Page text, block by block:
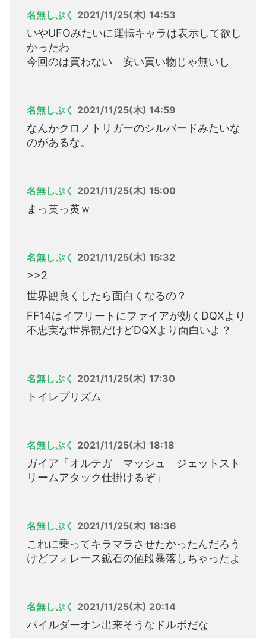
名無しぷく 2021/11/25(木) 14:53
いやUFOみたいに運転キャラは表示して欲し
かったわ
今回のは買わない 安い買い物じゃ無いし
名無しぷく 2021/11/25(木) 14:59
なんかクロノトリガーのシルバードみたいな
のがあるな。
名無しぷく 2021/11/25(木) 15:00
まっ黄っ黄ｗ
名無しぷく 2021/11/25(木) 15:32
>>2
世界観良くしたら面白くなるの？
FF14はイフリートにファイアが効くDQXより
不忠実な世界観だけどDQXより面白いよ？
名無しぷく 2021/11/25(木) 17:30
トイレプリズム
名無しぷく 2021/11/25(木) 18:18
ガイア「オルテガ マッシュ ジェットスト
リームアタック仕掛けるぞ」
名無しぷく 2021/11/25(木) 18:36
これに乗ってキラマラさせたかったんだろう
けどフォレース鉱石の値段暴落しちゃったよ
名無しぷく 2021/11/25(木) 20:14
パイルダーオン出来そうなドルボだな